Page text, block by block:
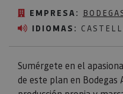
EMPRESA:
IDIOMAS:
Sumérgete en el
de este plan en Bodegas